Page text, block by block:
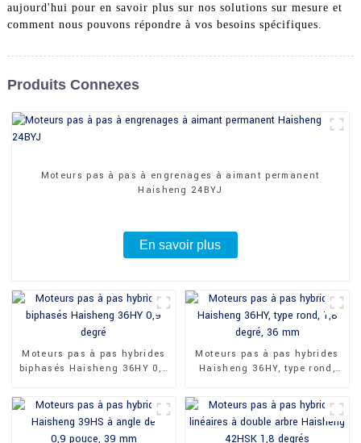
aujourd'hui pour en savoir plus sur nos solutions sur mesure et
comment nous pouvons répondre à vos besoins spécifiques.
Produits Connexes
Moteurs pas à pas à engrenages à aimant permanent
Haisheng 24BYJ
En savoir plus
Moteurs pas à pas hybrides
biphasés Haisheng 36HY 0,9
Moteurs pas à pas hybrides
Haisheng 36HY, type rond,